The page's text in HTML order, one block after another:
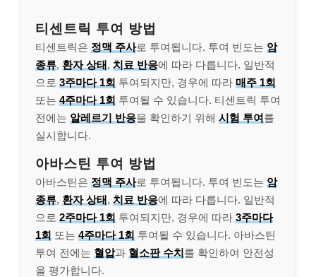
티센트릭 투여 방법
티센트릭은 정맥 주사로 투여됩니다. 투여 빈도는 암
종류, 환자 상태, 치료 반응에 따라 다릅니다. 일반적
으로 3주마다 1회 투여되지만, 경우에 따라 매주 1회
또는 4주마다 1회 투여될 수 있습니다. 티센트릭 투여
전에는 알레르기 반응을 확인하기 위해 시험 투여를
실시합니다.
아바스틴 투여 방법
아바스틴은 정맥 주사로 투여됩니다. 투여 빈도는 암
종류, 환자 상태, 치료 반응에 따라 다릅니다. 일반적
으로 2주마다 1회 투여되지만, 경우에 따라 3주마다
1회 또는 4주마다 1회 투여될 수 있습니다. 아바스틴
투여 전에는 혈압과 혈소판 수치를 확인하여 안전성
을 평가합니다.